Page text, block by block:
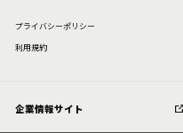
プライバシーポリシー
利⽤規約
企業情報サイト